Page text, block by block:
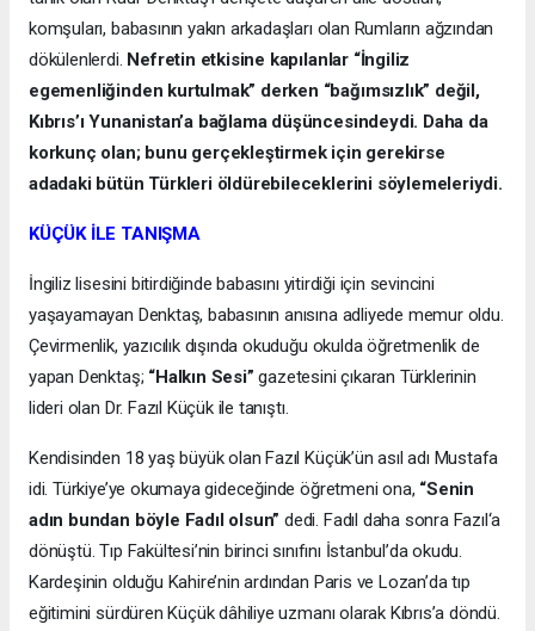
komşuları, babasının yakın arkadaşları olan Rumların ağzından
dökülenlerdi. Nefretin etkisine kapılanlar “İngiliz
egemenliğinden kurtulmak” derken “bağımsızlık” değil,
Kıbrıs’ı Yunanistan’a bağlama düşüncesindeydi. Daha da
korkunç olan; bunu gerçekleştirmek için gerekirse
adadaki bütün Türkleri öldürebileceklerini söylemeleriydi.
KÜÇÜK İLE TANIŞMA
İngiliz lisesini bitirdiğinde babasını yitirdiği için sevincini
yaşayamayan Denktaş, babasının anısına adliyede memur oldu.
Çevirmenlik, yazıcılık dışında okuduğu okulda öğretmenlik de
yapan Denktaş; “Halkın Sesi”gazetesini çıkaran Türklerinin
lideri olan Dr. Fazıl Küçük ile tanıştı.
Kendisinden 18 yaş büyük olan Fazıl Küçük’ün asıl adı Mustafa
idi. Türkiye’ye okumaya gideceğinde öğretmeni ona, “Senin
adın bundan böyle Fadıl olsun” dedi. Fadıl daha sonra Fazıl‘a
dönüştü. Tıp Fakültesi’nin birinci sınıfını İstanbul’da okudu.
Kardeşinin olduğu Kahire’nin ardından Paris ve Lozan’da tıp
eğitimini sürdüren Küçük dâhiliye uzmanı olarak Kıbrıs’a döndü.